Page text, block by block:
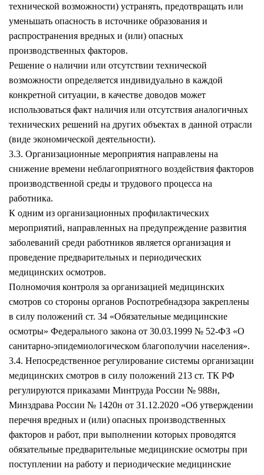
технической возможности) устранять, предотвращать или
уменьшать опасность в источнике образования и
распространения вредных и (или) опасных
производственных факторов.
Решение о наличии или отсутствии технической
возможности определяется индивидуально в каждой
конкретной ситуации, в качестве доводов может
использоваться факт наличия или отсутствия аналогичных
технических решений на других объектах в данной отрасли
(виде экономической деятельности).
3.3. Организационные мероприятия направлены на
снижение времени неблагоприятного воздействия факторов
производственной среды и трудового процесса на
работника.
К одним из организационных профилактических
мероприятий, направленных на предупреждение развития
заболеваний среди работников является организация и
проведение предварительных и периодических
медицинских осмотров.
Полномочия контроля за организацией медицинских
смотров со стороны органов Роспотребнадзора закреплены
в силу положений ст. 34 «Обязательные медицинские
осмотры» Федерального закона от 30.03.1999 № 52-ФЗ «О
санитарно-эпидемиологическом благополучии населения».
3.4. Непосредственное регулирование системы организации
медицинских смотров в силу положений 213 ст. ТК РФ
регулируются приказами Минтруда России № 988н,
Минздрава России № 1420н от 31.12.2020 «Об утверждении
перечня вредных и (или) опасных производственных
факторов и работ, при выполнении которых проводятся
обязательные предварительные медицинские осмотры при
поступлении на работу и периодические медицинские